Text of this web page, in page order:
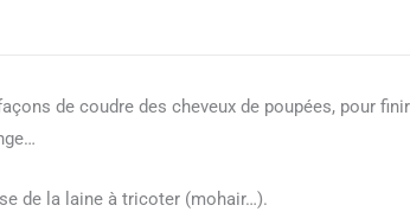
de coudre des cheveux de poupées, pour
de la laine à tricoter (mohair…).